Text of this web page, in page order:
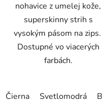
nohavice z umelej kože,
superskinny strih s
vysokým pásom na zips.
Dostupné vo viacerých
farbách.
Čierna Svetlomodrá